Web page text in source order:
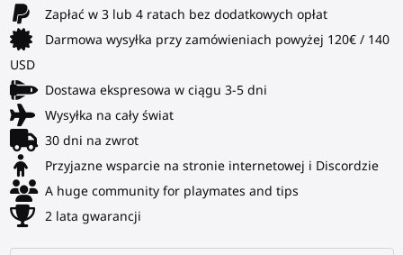
Zapłać w 3 lub 4 ratach bez dodatkowych opłat
Darmowa wysyłka przy zamówieniach powyżej 120€ / 140
USD
Dostawa ekspresowa w ciągu 3-5 dni
Wysyłka na cały świat
30 dni na zwrot
Przyjazne wsparcie na stronie internetowej i Discordzie
A huge community for playmates and tips
2 lata gwarancji